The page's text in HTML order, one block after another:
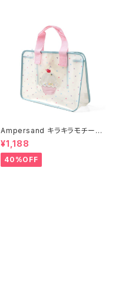
Ampersand キラキラモチーフ
プールバッグ/SS
¥1,188
40%OFF